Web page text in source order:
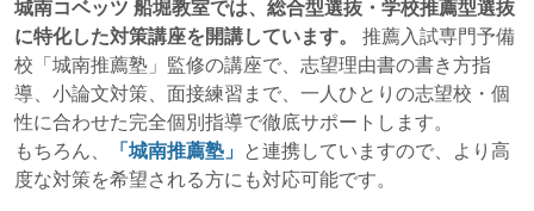
城南コベッツ 船堀教室では、総合型選抜・学校推薦型選抜
に特化した対策講座を開講しています。
推薦入試専門予備
校「城南推薦塾」監修の講座で、志望理由書の書き方指
導、小論文対策、面接練習まで、一人ひとりの志望校・個
性に合わせた完全個別指導で徹底サポートします。
もちろん、
「城南推薦塾」 と連携していますので、より高
度な対策を希望される方にも対応可能です。